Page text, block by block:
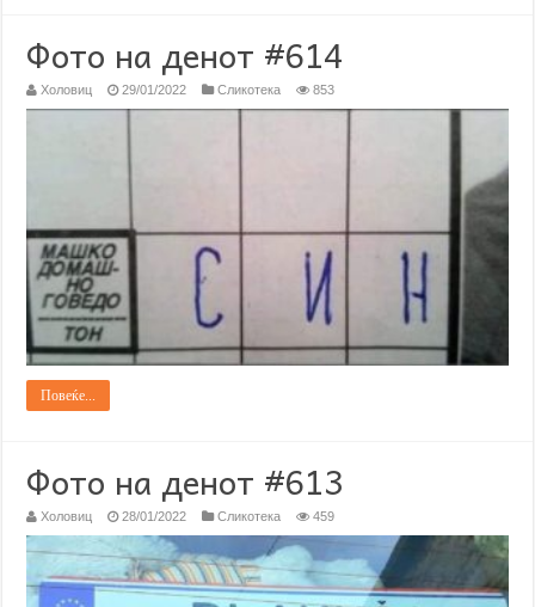
Фото на денот #614
Холовиц 29/01/2022 Сликотека 853
Повеќе...
Фото на денот #613
Холовиц 28/01/2022 Сликотека 459